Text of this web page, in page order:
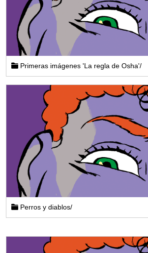
Primeras imágenes 'La regla de Osha'/
Perros y diablos/